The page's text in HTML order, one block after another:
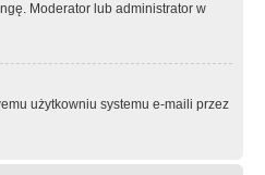
Moderator lub administrator w
użytkowniu systemu e-maili przez